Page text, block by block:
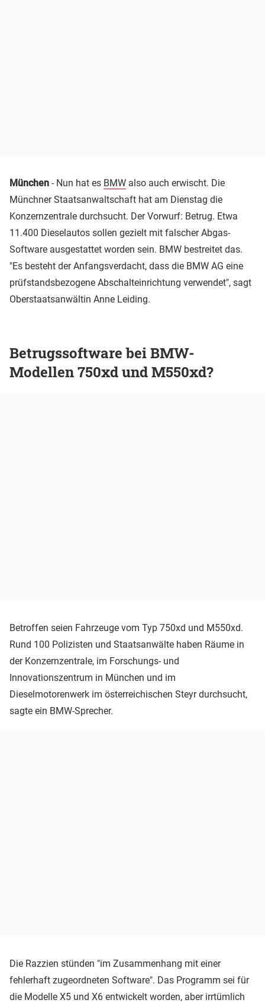
München - Nun hat es BMW also auch erwischt. Die
Münchner Staatsanwaltschaft hat am Dienstag die
Konzernzentrale durchsucht. Der Vorwurf: Betrug. Etwa
11.400 Dieselautos sollen gezielt mit falscher Abgas-
Software ausgestattet worden sein. BMW bestreitet das.
"Es besteht der Anfangsverdacht, dass die BMW AG eine
prüfstandsbezogene Abschalteinrichtung verwendet", sagt
Oberstaatsanwältin Anne Leiding.
Betrugssoftware bei BMW-
Modellen 750xd und M550xd?
Betroffen seien Fahrzeuge vom Typ 750xd und M550xd.
Rund 100 Polizisten und Staatsanwälte haben Räume in
der Konzernzentrale, im Forschungs- und
Innovationszentrum in München und im
Dieselmotorenwerk im österreichischen Steyr durchsucht,
sagte ein BMW-Sprecher.
Die Razzien stünden "im Zusammenhang mit einer
fehlerhaft zugeordneten Software". Das Programm sei für
die Modelle X5 und X6 entwickelt worden, aber irrtümlich